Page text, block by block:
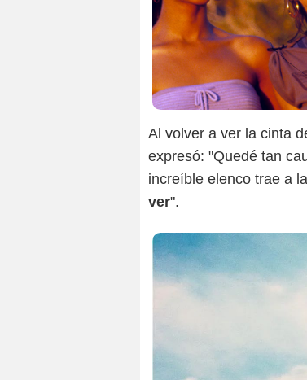
Al volver a ver la cinta
expresó: "Quedé tan
increíble elenco trae a
ver".